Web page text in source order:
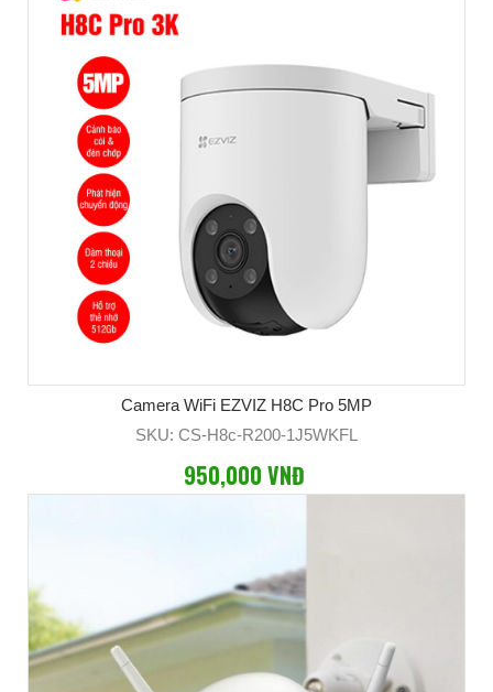
Camera WiFi EZVIZ H8C Pro 5MP
SKU: CS-H8c-R200-1J5WKFL
950,000 VNĐ